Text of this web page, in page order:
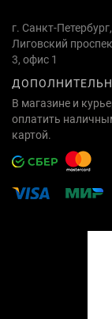
г. Санкт-
Лиговский
3, офис 1
В магазине и
оплатить
картой.